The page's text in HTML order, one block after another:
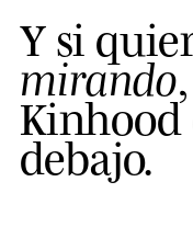
Y si quie
mirando,
Kinhood
debajo.